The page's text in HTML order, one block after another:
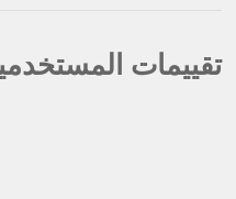
تقييمات